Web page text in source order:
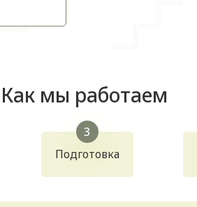
Как мы работаем
Подготовка